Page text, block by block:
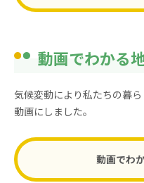
動画でわかる
気候変動により私たちの暮ら
動画にしました。
動画でわ